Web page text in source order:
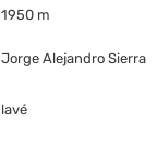
1950 m
Jorge Alejandro Sierra
lavé